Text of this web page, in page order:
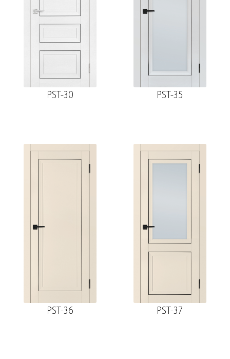
PST-30 PST-35
PST-36 PST-37